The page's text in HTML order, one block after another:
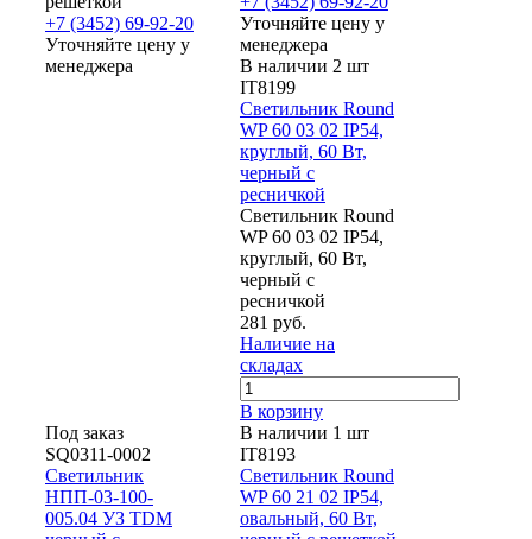
+7 (3452) 69-92-20
Уточняйте цену у
менеджера
Уточняйте цену у
менеджера
В наличии 2 шт
IT8199
Светильник Round
WP 60 03 02 IP54,
круглый, 60 Вт,
черный с
ресничкой
Светильник Round
WP 60 03 02 IP54,
круглый, 60 Вт,
черный с
ресничкой
281 руб.
Наличие на
складах
В корзину
Под заказ
SQ0311-0002
Светильник
НПП-03-100-
005.04 УЗ TDM
В наличии 1 шт
IT8193
Светильник Round
WP 60 21 02 IP54,
овальный, 60 Вт,